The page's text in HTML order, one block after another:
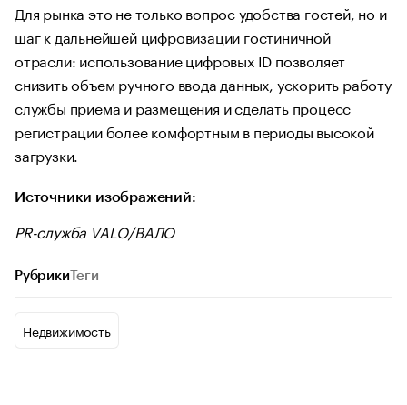
Для рынка это не только вопрос удобства гостей, но и
шаг к дальнейшей цифровизации гостиничной
отрасли: использование цифровых ID позволяет
снизить объем ручного ввода данных, ускорить работу
службы приема и размещения и сделать процесс
регистрации более комфортным в периоды высокой
загрузки.
Источники изображений:
PR-служба VALO/ВАЛО
Рубрики Теги
Недвижимость